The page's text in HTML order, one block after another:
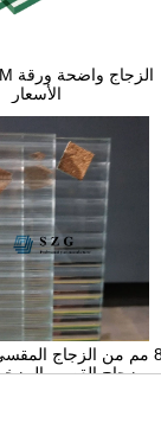
8 مم من الزجاج
، وزجاج القصب
الحديد ، والزجاج
للتقسيم